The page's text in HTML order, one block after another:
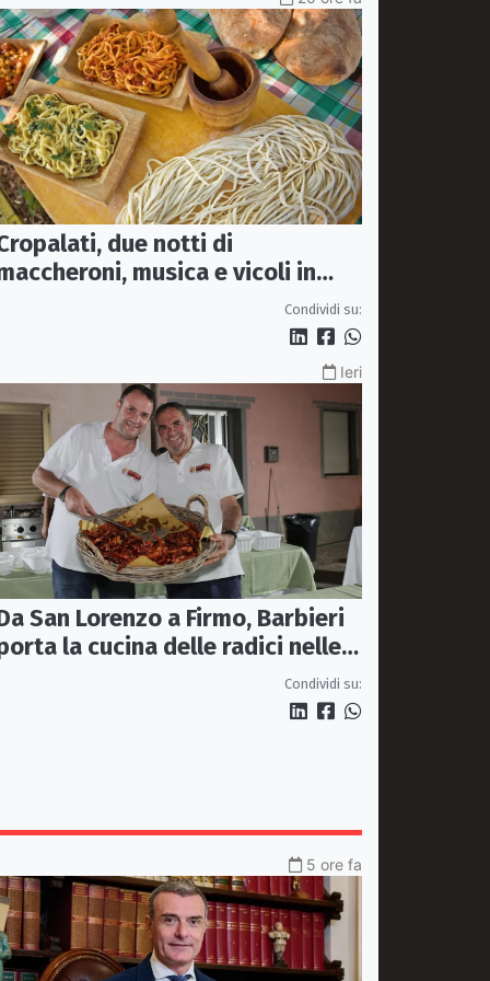
due notti di
musica e vicoli in
Condividi su:
Ieri
San Lorenzo a Firmo, Barbieri
la cucina delle radici nelle
Condividi su:
5 ore fa